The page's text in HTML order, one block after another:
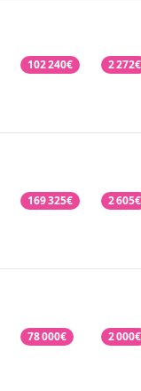
102 240€ 2 272€
169 325€ 2 605€
78 000€ 2 000€